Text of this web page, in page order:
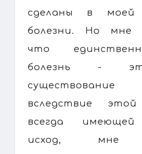
сделаны в моей
болезни. Но мне
что
болезнь -
вследствие этой
всегда имеющей
исход, мне